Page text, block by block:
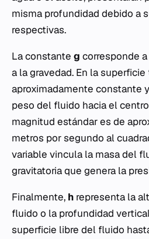
misma profundidad debido a
respectivas.
La constante g corresponde
a la gravedad. En la
aproximadamente constante
peso del fluido hacia el
magnitud estándar es de
metros por segundo al
variable vincula la masa del
gravitatoria que genera la
Finalmente, h representa la
fluido o la profundidad
superficie libre del fluido